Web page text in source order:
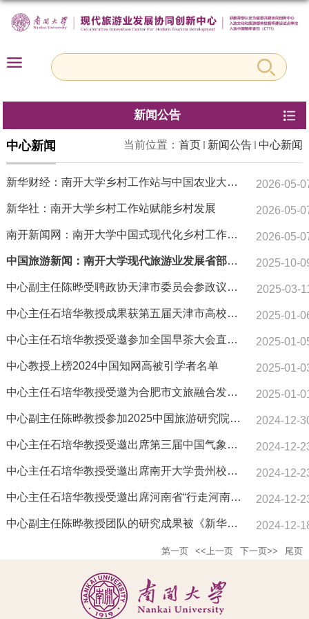
新闻公告
当前位置： 首页 新闻公告 中心新闻
中心新闻
新华财经：南开大学乡村工作站与中国农业大学
发展的“双子星”
2026-05-
新华社：南开大学乡村工作站赋能乡村发展 2026-05-
南开新闻网：南开大学中国式现代化乡村工作站
2026-05-
中国旅游新闻：南开大学现代旅游业发展省部共
2025-10-
中心副主任陈晔受聘政协天津市委员会参政议政
2025-03-
中心主任石培华教授成果获第五届天津市高校优
2025-01-
中心主任石培华教授受邀参加全国早茶大会直播
2025-01-
中心教授上榜2024中国知网高被引学者名单 2025-01-
中心主任石培华教授受邀为合肥市文旅融合发展
2025-01-
中心副主任陈晔教授参加2025中国旅游研究院外
2024-12-
中心主任石培华教授受邀出席第三届中国气象旅
2024-12-
中心主任石培华教授受邀出席南开大学贵州校友
名誉会长
2024-12-
中心主任石培华教授受邀出席河南省“行走河南·
2024-12-
中心副主任陈晔教授团队的研究成果被《新华文
2024-12-
第一页 <<上一页 下一页>> 尾页